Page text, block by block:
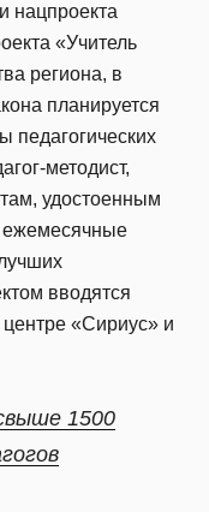
нацпроекта
«Учитель
региона, в
планируется
педагогических
методист,
удостоенным
ежемесячные
вводятся
«Сириус» и
1500